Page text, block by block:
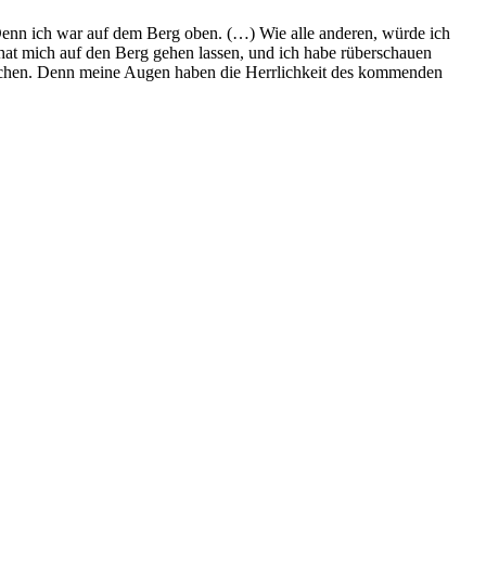
ich war auf dem Berg oben. (…) Wie alle anderen, würde ich
mich auf den Berg gehen lassen, und ich habe rüberschauen
Denn meine Augen haben die Herrlichkeit des kommenden